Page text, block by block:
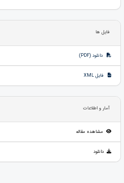
فایل ها
دانلود (PDF)
فایل XML
آمار و اطلاعات
مشاهده مقاله
دانلود